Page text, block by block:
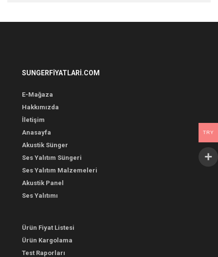
SUNGERFIYATLARI.COM
E-Mağaza
Hakkımızda
İletişim
Anasayfa
Akustik Sünger
Ses Yalıtım Süngeri
Ses Yalıtım Malzemeleri
Akustik Panel
Ses Yalıtımı
Ürün Fiyat Listesi
Ürün Kargolama
Test Raporları
TRY